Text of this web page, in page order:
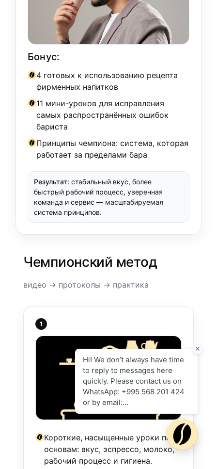
Бонус:
4 готовых к использованию рецепта
фирменных напитков
11 мини-уроков для исправления
самых распространённых ошибок
бариста
Принципы чемпиона: система, которая
работает за пределами бара
Результат: стабильный вкус, более
быстрый рабочий процесс, уверенная
команда и сервис — масштабируемая
система принципов.
Чемпионский метод
видео → протоколы → практика
1
Короткие, насыщенные уроки по
основам: вкус, эспрессо, молоко,
рабочий процесс и гигиена.